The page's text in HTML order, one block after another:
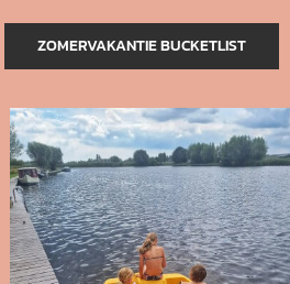
ZOMERVAKANTIE BUCKETLIST